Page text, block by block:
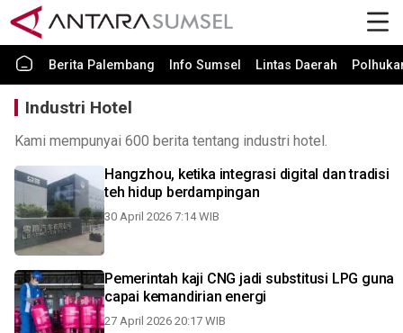
Berita Palembang Info Sumsel Lintas Daerah
Industri Hotel
Kami mempunyai 600 berita tentang industri hotel.
Hangzhou, ketika integrasi digital dan tradisi
teh hidup berdampingan
30 April 2026 7:14 WIB
Pemerintah kaji CNG jadi substitusi LPG guna
capai kemandirian energi
27 April 2026 20:17 WIB